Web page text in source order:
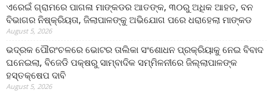
ଏରେଇଁ ଗ୍ରାମରେ ପାଗଳା ମାଙ୍କଡର ଆତଙ୍କ, ୩୦ରୁ ଅଧିକ ଆହତ, ବନ
ବିଭାଗର ନିଷ୍କ୍ରିୟତା, ଜିଲାପାଳଙ୍କୁ ଅଭିଯୋଗ ପରେ ଧରାହେଲା ମାଙ୍କଡ
August 5, 2026
ଭଦ୍ରକ ପୌରଂଚଳରେ ଭୋଟର ତାଲିକା ସଂଶୋଧନ ପ୍ରକ୍ରିୟାକୁ ନେଇ ବିବାଦ
ଘନେଇଲା, ବିଜେଡି ପକ୍ଷରୁ ସାମ୍ବାଦିକ ସମ୍ମିଳନୀରେ ଜିଲ୍ଲାପାଳଙ୍କ
ହସ୍ତକ୍ଷେପ ଦାବି
August 5, 2026